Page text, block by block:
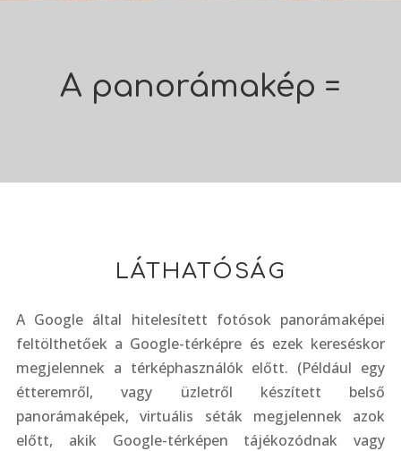
A panorámakép =
LÁTHATÓSÁG
A Google által hitelesített fotósok panorámaképei
feltölthetőek a Google-térképre és ezek kereséskor
megjelennek a térképhasználók előtt. (Például egy
étteremről, vagy üzletről készített belső
panorámaképek, virtuális séták megjelennek azok
előtt, akik Google-térképen tájékozódnak vagy